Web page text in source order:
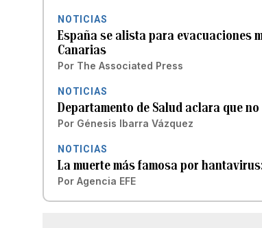
NOTICIAS
España se alista para evacuaciones
Canarias
Por The Associated Press
NOTICIAS
Departamento de Salud aclara que
Por Génesis Ibarra Vázquez
NOTICIAS
La muerte más famosa por
Por Agencia EFE